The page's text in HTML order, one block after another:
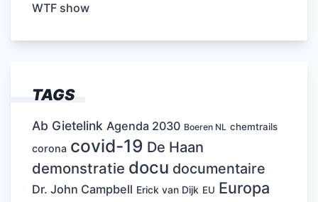
WTF show
TAGS
Ab Gietelink Agenda 2030 Boeren NL chemtrails
corona covid-19 De Haan
demonstratie docu documentaire
Dr. John Campbell Erick van Dijk EU Europa